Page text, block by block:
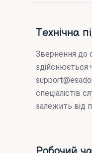
Технічна
Звернення до
здійснюється
спеціалістів
залежить від